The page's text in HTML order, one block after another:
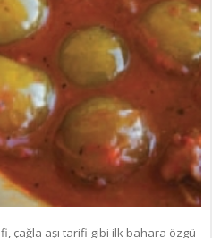
çağla aşı tarifi gibi ilk bahara özgü